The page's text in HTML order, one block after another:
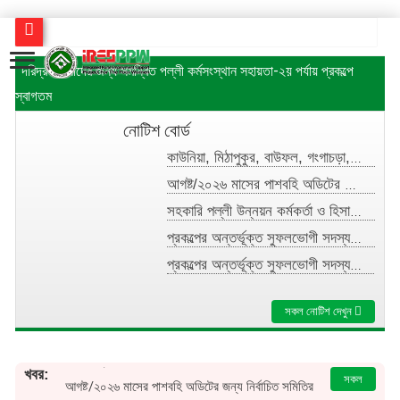
কাউনিয়া, মিঠাপুকুর, বাউফল, গংগাচড়া, নোয়াখালী সদর, কালিয়া, বামনা উপজেলায় উদ্যোক্তা ঋণ
আগষ্ট/২০২৬ মাসের পাশবহি অডিটের জন্য নির্বাচিত সমিতির তালিকা
প্রকল্পের অন্তর্ভূক্ত সুফলভোগী সদস্যদের উদ্যোক্তা সৃষ্টির লক্ষ্যে ৫ দিন মেয়াদী উদ্যোক্তা
প্রকল্পের অন্তর্ভূক্ত সুফলভোগী সদস্যদের উদ্যোক্তা সৃষ্টির লক্ষ্যে ৫ দিন মেয়াদী উদ্যোক্তা
কম্পিউটার ব্যবহারসহ প্রকল্পের সফটওয়্যার ও হিসাব সংক্রান্ত কাজে দক্ষতা মূল্যায়ন পরীক্ষা গ্রহণ,
দুমকী, বাউফল, কচুয়া, শৈলকূপা, মিঠাপুকুর এবং অভয়নগর উপজেলায়া উদ্যোক্তা ঋণ অনুমোদন, স্মারক
ইরেসপো কর্মসূচির মাঠ সংগঠক হাজিরা খাতুন, মনিরামপুর এবং রেখা রানী, নড়াইল সদর কর্তৃক
দাপ্তরিক কাজে ব্যবহারের লক্ষ্যে বিভিন্ন ধরনের রেজিস্ট্রার ও অন্যান্য সামগ্রীসমূহ সরবরাহ
দরিদ্র মহিলাদের জন্য সমন্বিত পল্লী কর্মসংস্থান সহায়তা-২য় পর্যায় প্রকল্পে
স্বাগতম
নোটিশ বোর্ড
কাউনিয়া, মিঠাপুকুর, বাউফল, গংগাচড়া, নোয়াখালী সদর, কালিয়া, বামনা উপজেলায় উদ্যোক্তা ঋণ অনুমোদন, স্মারক নং- ৪৩৪, তারিখঃ 7/8/2026
আগষ্ট/২০২৬ মাসের পাশবহি অডিটের জন্য নির্বাচিত সমিতির তালিকা
সহকারি পল্লী উন্নয়ন কর্মকর্তা ও হিসাব সহকারীগণের জুলাই,২০২৬ মাসের বেতন-ভাতা প্রদান প্রসঙ্গে (সংশোধিত), স্মারক নং- ৩৪২, তারিখঃ ৪/০৮/২০২৬
প্রকল্পের অন্তর্ভূক্ত সুফলভোগী সদস্যদের উদ্যোক্তা সৃষ্টির লক্ষ্যে ৫ দিন মেয়াদী উদ্যোক্তা প্রশিক্ষণ আগামী ৯.০৮.২৬ হতে ১৩.০৮.২৬ তারিখ পর্যন্ত পল্লী উন্নয়ন একাডেমী, কোটালীপাড়া, গোপালগঞ্জ এ অনুষ্ঠিত হবে। উক্ত প্রশিক্ষণে নিম্নবর্ণিত সুফলভোগী সদস্যদের মনোনয়ন প্রদান করা হলো (২য় ব্যাচ), স্মারক নং- ৪২৫, তারিখঃ ৩/০৮/২০২৬
প্রকল্পের অন্তর্ভূক্ত সুফলভোগী সদস্যদের উদ্যোক্তা সৃষ্টির লক্ষ্যে ৫ দিন মেয়াদী উদ্যোক্তা প্রশিক্ষণ আগামী ৯.০৮.২৬ হতে ১৩.০৮.২৬ তারিখ পর্যন্ত পল্লী উন্নয়ন একাডেমী, কোটালীপাড়া, গোপালগঞ্জ এ অনুষ্ঠিত হবে। উক্ত প্রশিক্ষণে নিম্নবর্ণিত সুফলভোগী সদস্যদের মনোনয়ন প্রদান করা হলো ( ১ম ব্যাচ) স্মারক নং- ৪২৬, তারিখঃ ৩/০৮/২০২৬
সকল নোটিশ দেখুন
খবর: সকল
কাউনিয়া, মিঠাপুকুর, বাউফল, গংগাচড়া, নোয়াখালী সদর,
আগষ্ট/২০২৬ মাসের পাশবহি অডিটের জন্য নির্বাচিত সমিতির